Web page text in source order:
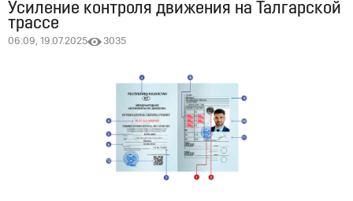
Усиление контроля движения на Талгарской
трассе
06:09, 19.07.2025 3035